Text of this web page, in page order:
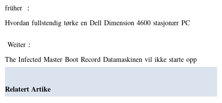
früher ：
Hvordan fullstendig tørke en Dell Dimension 4600 stasjonær PC
Weiter：
The Infected Master Boot Record Datamaskinen vil ikke starte opp
Relatert Artike